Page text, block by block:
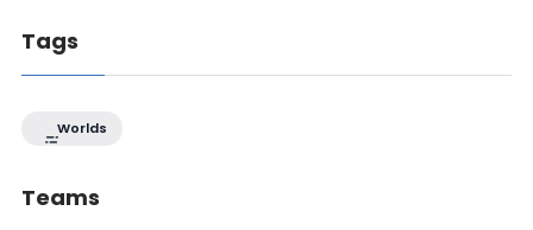
Tags
Worlds
Teams